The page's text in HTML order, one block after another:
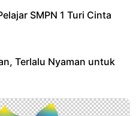
SMPN 1 Turi Cinta
Terlalu Nyaman untuk